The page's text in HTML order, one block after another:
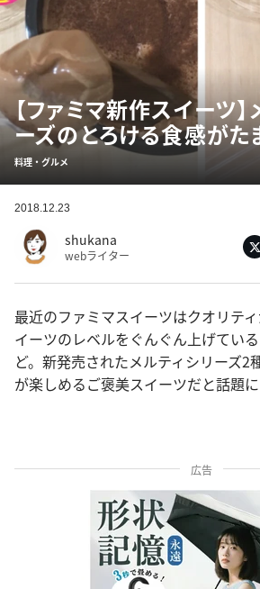
【ファミマ新作スイーツ
ーズのとろける食感が
料理・グルメ
2018.12.23
shukana
webライター
最近のファミマスイーツはクオリテ
イーツのレベルをぐんぐん上げてい
ど。新発売されたメルティシリーズ2
が楽しめるご褒美スイーツだと話題
広告